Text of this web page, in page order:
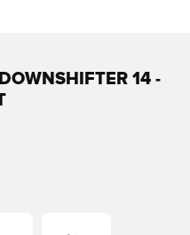
14 -